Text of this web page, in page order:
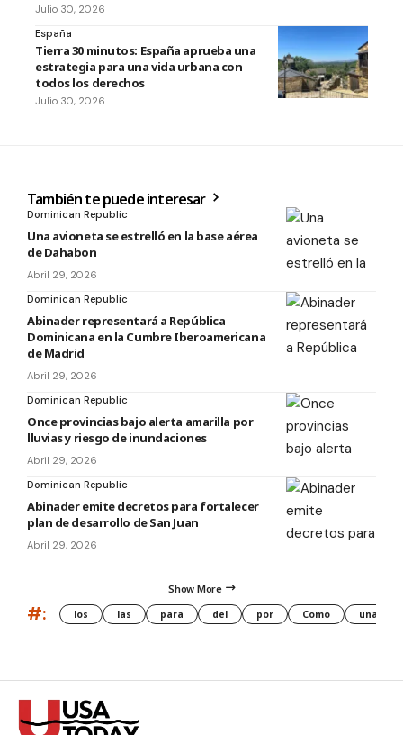
Julio 30, 2026
España
Tierra 30 minutos: España aprueba una
estrategia para una vida urbana con
todos los derechos
Julio 30, 2026
También te puede interesar
Dominican Republic
Una avioneta se estrelló en la base aérea
de Dahabon
Abril 29, 2026
Dominican Republic
Abinader representará a República
Dominicana en la Cumbre Iberoamericana
de Madrid
Abril 29, 2026
Dominican Republic
Once provincias bajo alerta amarilla por
lluvias y riesgo de inundaciones
Abril 29, 2026
Dominican Republic
Abinader emite decretos para fortalecer
plan de desarrollo de San Juan
Abril 29, 2026
Show More
#: los las para del por Como una